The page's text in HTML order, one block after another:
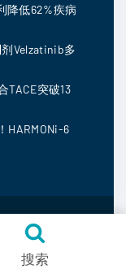
降低62%疾病
Velzatinib多
TACE突破13
HARMONi-6
搜索